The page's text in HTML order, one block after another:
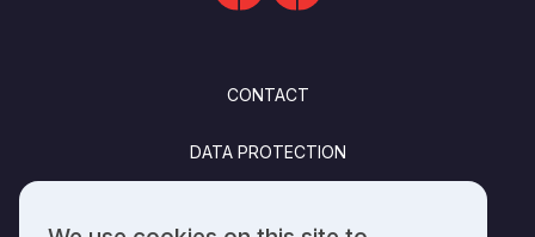
CONTACT
DATA PROTECTION